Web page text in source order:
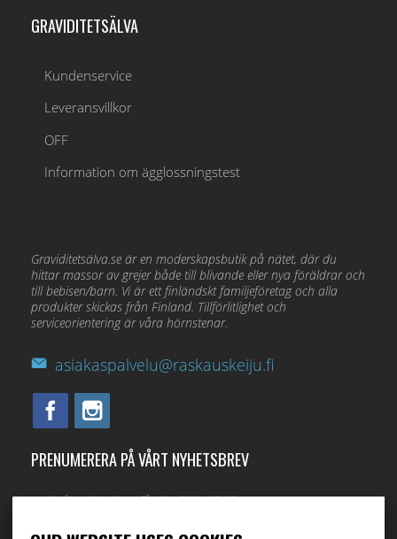
GRAVIDITETSÄLVA
Kundenservice
Leveransvillkor
OFF
Information om ägglossningstest
Graviditetsälva.se är en moderskapsbutik på nätet, där du
hittar massor av grejer både till blivande eller nya föräldrar och
till bebisen/barn. Vi är ett finländskt familjeföretag och alla
produkter skickas från Finland. Tillförlitlighet och
serviceorientering är våra hörnstenar.
asiakaspalvelu@raskauskeiju.fi
PRENUMERERA PÅ VÅRT NYHETSBREV
Med vårt nyhetsbrev får du direkt till din e-post.